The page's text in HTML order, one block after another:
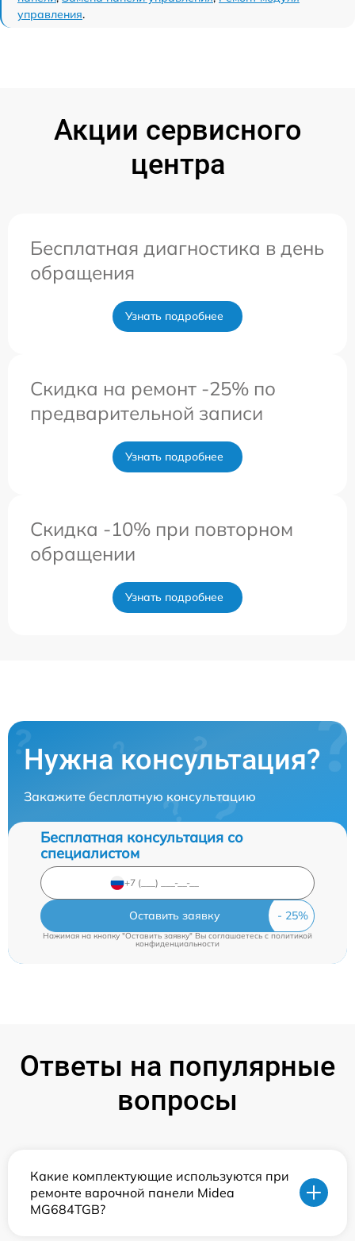
управления.
Акции сервисного
центра
Бесплатная диагностика в день
обращения
Узнать подробнее
Скидка на ремонт -25% по
предварительной записи
Узнать подробнее
Скидка -10% при повторном
обращении
Узнать подробнее
Нужна консультация?
Закажите бесплатную консультацию
Бесплатная консультация со
специалистом
Оставить заявку
Нажимая на кнопку "Оставить заявку" Вы соглашаетесь cполитикой
конфиденциальности
Ответы на популярные
вопросы
Какие комплектующие используются при
ремонте варочной панели Midea
MG684TGB?